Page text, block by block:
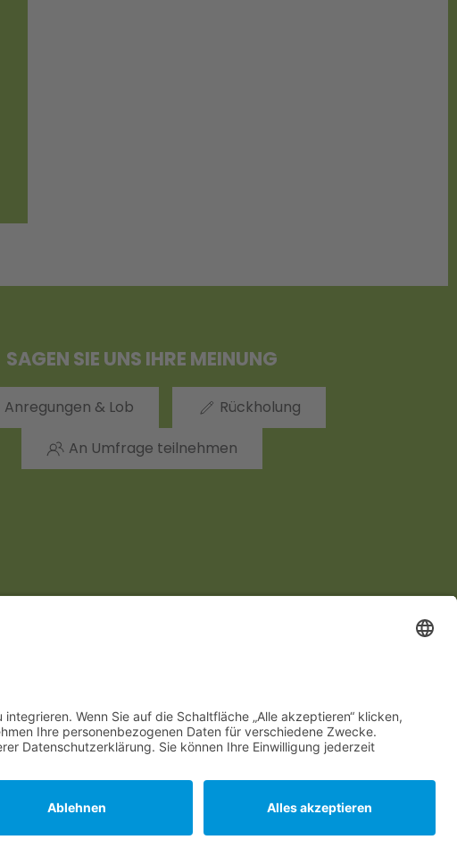
SAGEN SIE UNS IHRE MEINUNG
Anregungen & Lob
Rückholung
An Umfrage teilnehmen